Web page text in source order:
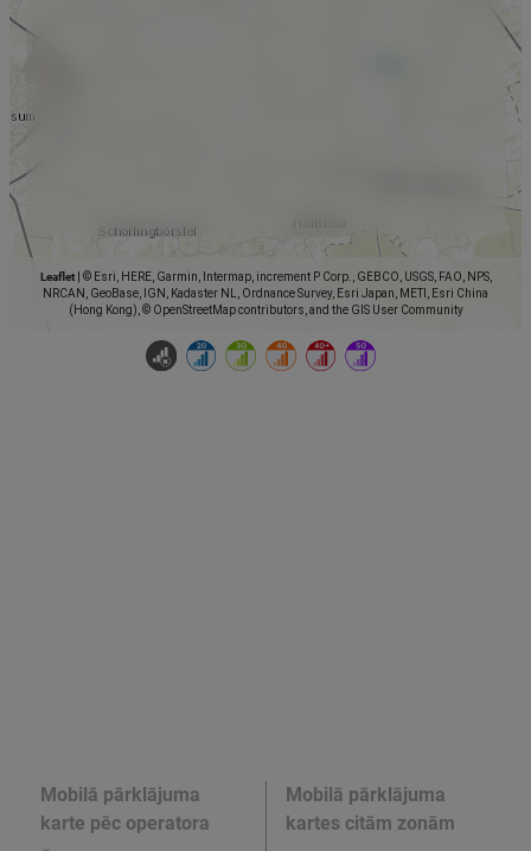
Leaflet
© Esri, HERE, Garmin, Intermap, increment P Corp., GEBCO, USGS, FAO, NPS,
NRCAN, GeoBase, IGN, Kadaster NL, Ordnance Survey, Esri Japan, METI, Esri China
(Hong Kong), © OpenStreetMap contributors, and the GIS User Community
Mobilā pārklājuma
karte pēc operatora
Mobilā pārklājuma
kartes citām zonām